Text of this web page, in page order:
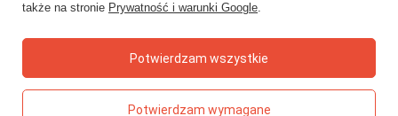
Kontakt
Konto
także na stronie Prywatność i warunki Google.
Potwierdzam wymagane
Potwierdzam wszystkie